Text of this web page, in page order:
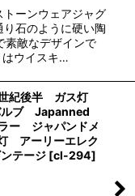
ーンウェアジャグ
石のように硬い陶
素敵なデザインで
はウイスキ…
紀後半 ガス灯
ブ Japanned
ー ジャパンドメ
アーリーエレク
テージ [cl-294]